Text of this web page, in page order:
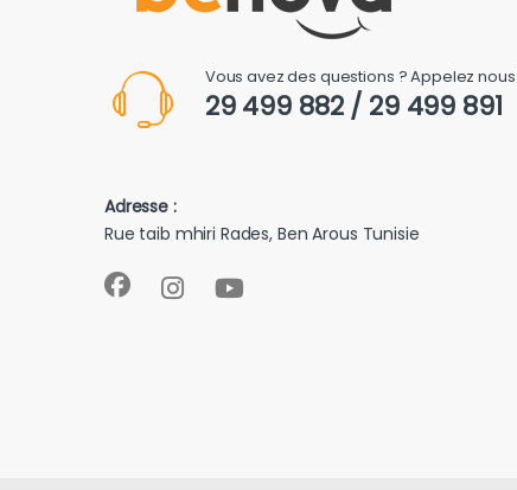
Vous avez des questions ? Appelez
29 499 882 / 29 499 891
Adresse :
Rue taib mhiri Rades, Ben Arous Tunisie